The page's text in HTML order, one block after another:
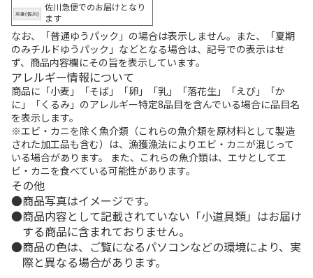
佐川急便でのお届けとなり
ます
なお、「普通ゆうパック」の場合は表示しません。また、「夏期
のみチルドゆうパック」などとなる場合は、記号での表示はせ
ず、商品内容欄にその旨を表示しています。
アレルギー情報について
商品に「小麦」「そば」「卵」「乳」「落花生」「えび」「か
に」「くるみ」のアレルギー特定8品目を含んでいる場合に品目名
を表示します。
※エビ・カニを除く魚介類（これらの魚介類を原材料として製造
された加工品も含む）は、漁獲漁法によりエビ・カニが混じって
いる場合があります。 また、これらの魚介類は、エサとしてエ
ビ・カニを食べている可能性があります。
その他
商品写真はイメージです。
商品内容として記載されていない「小道具類」はお届け
する商品に含まれておりません。
商品の色は、ご覧になるパソコンなどの環境により、実
際と異なる場合があります。